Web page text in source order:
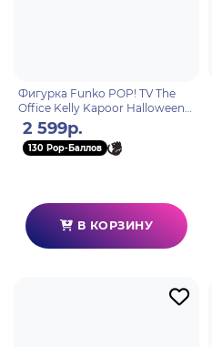
Фигурка Funko POP! TV The
Office Kelly Kapoor Halloween
NYCC22 (Exc) (1285) 67027
2 599р.
130 Pop-Баллов
В КОРЗИНУ